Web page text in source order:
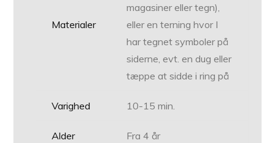
Materialer
magasiner eller tegn),
eller en terning hvor I
har tegnet symboler på
siderne, evt. en dug eller
tæppe at sidde i ring på
Varighed 10-15 min.
Alder Fra 4 år